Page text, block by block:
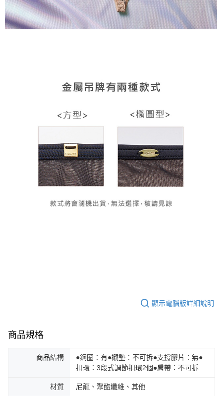
顯示電腦版詳細說明
商品規格
商品結構
●鋼圈：有●襯墊：不可拆●支撐膠片：無●
扣環：3段式調節扣環2個●肩帶：不可拆
材質 尼龍、聚酯纖維、其他